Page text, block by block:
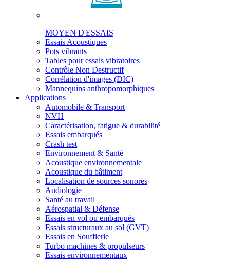
MOYEN D'ESSAIS
Essais Acoustiques
Pots vibrants
Tables pour essais vibratoires
Contrôle Non Destructif
Corrélation d'images (DIC)
Mannequins anthropomorphiques
Applications
Automobile & Transport
NVH
Caractérisation, fatigue & durabilité
Essais embarqués
Crash test
Environnement & Santé
Acoustique environnementale
Acoustique du bâtiment
Localisation de sources sonores
Audiologie
Santé au travail
Aérospatial & Défense
Essais en vol ou embarqués
Essais structuraux au sol (GVT)
Essais en Soufflerie
Turbo machines & propulseurs
Essais environnementaux